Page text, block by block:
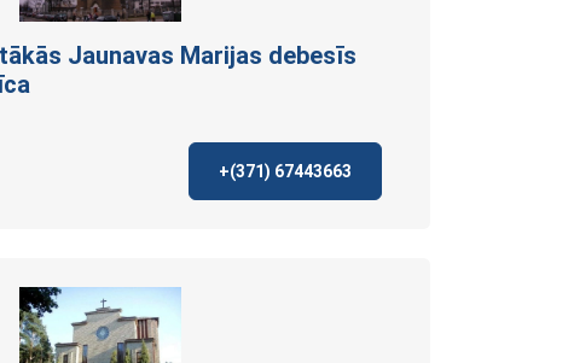
Jaunavas Marijas debesīs
+(371) 67443663